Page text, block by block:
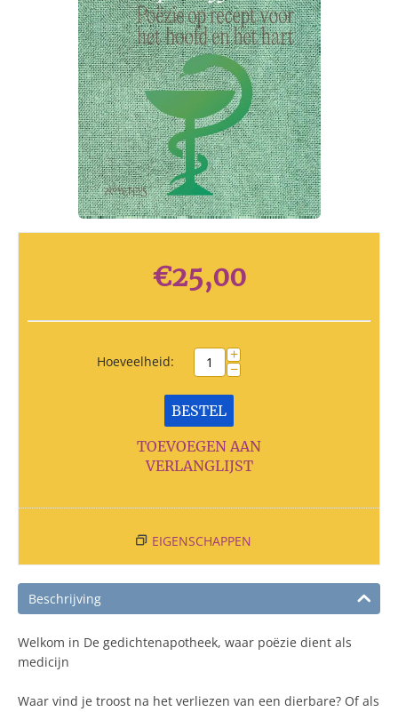
€25,00
Hoeveelheid: +
−
BESTEL
TOEVOEGEN AAN
VERLANGLIJST
EIGENSCHAPPEN
Beschrijving
Welkom in De gedichtenapotheek, waar poëzie dient als
medicijn
Waar vind je troost na het verliezen van een dierbare? Of als